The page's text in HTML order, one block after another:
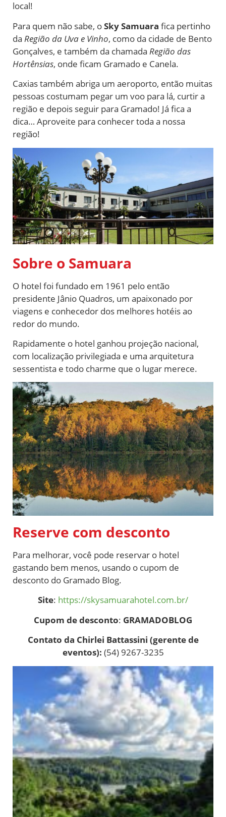
local!
Para quem não sabe, oSky Samuara fica pertinho
da Região da Uva e Vinho, como da cidade de Bento
Gonçalves, e também da chamada Região das
Hortênsias, onde ficam Gramado e Canela.
Caxias também abriga um aeroporto, então muitas
pessoas costumam pegar um voo para lá, curtir a
região e depois seguir para Gramado! Já fica a
dica… Aproveite para conhecer toda a nossa
região!
Sobre o Samuara
O hotel foi fundado em 1961 pelo então
presidente Jânio Quadros, um apaixonado por
viagens e conhecedor dos melhores hotéis ao
redor do mundo.
Rapidamente o hotel ganhou projeção nacional,
com localização privilegiada e uma arquitetura
sessentista e todo charme que o lugar merece.
Reserve com desconto
Para melhorar, você pode reservar o hotel
gastando bem menos, usando o cupom de
desconto do Gramado Blog.
Site: https://skysamuarahotel.com.br/
Cupom de desconto: GRAMADOBLOG
Contato da Chirlei Battassini (gerente de
eventos): (54) 9267-3235